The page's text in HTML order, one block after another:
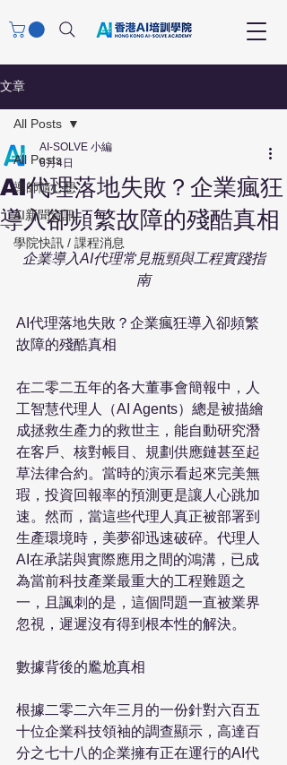
文章
All Posts
導師隨心想
AI新聞資訊
學院快訊 / 課程消息
All Posts
AI代理落地失敗？企業瘋狂
導入卻頻繁故障的殘酷真相
AI-SOLVE 小編
6月4日
企業導入AI代理常見瓶頸與工程實踐指
南
AI代理落地失敗？企業瘋狂導入卻頻繁
故障的殘酷真相
在二零二五年的各大董事會簡報中，人
工智慧代理人（AI Agents）總是被描繪
成拯救生產力的救世主，能自動研究潛
在客戶、核對帳目、規劃供應鏈甚至起
草法律合約。當時的演示看起來完美無
瑕，投資回報率的預測更是讓人心跳加
速。然而，當這些代理人真正被部署到
生產環境時，美夢卻迅速破碎。代理人
AI在承諾與實際應用之間的鴻溝，已成
為當前科技產業最重大的工程難題之
一，且諷刺的是，這個問題一直被業界
忽視，遲遲沒有得到根本性的解決。
數據背後的尷尬真相
根據二零二六年三月的一份針對六百五
十位企業科技領袖的調查顯示，高達百
分之七十八的企業擁有正在運行的AI代